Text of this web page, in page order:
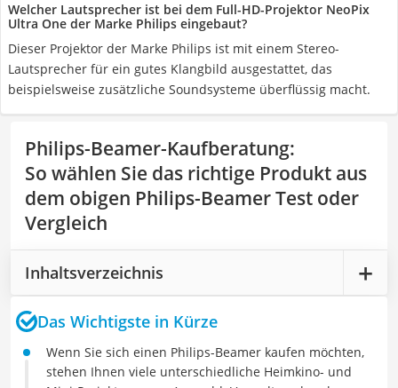
Welcher Lautsprecher ist bei dem Full-HD-Projektor NeoPix
Ultra One der Marke Philips eingebaut?
Dieser Projektor der Marke Philips ist mit einem Stereo-
Lautsprecher für ein gutes Klangbild ausgestattet, das
beispielsweise zusätzliche Soundsysteme überflüssig macht.
Philips-Beamer-Kaufberatung:
So wählen Sie das richtige Produkt aus
dem obigen Philips-Beamer Test oder
Vergleich
Inhaltsverzeichnis
Das Wichtigste in Kürze
Wenn Sie sich einen Philips-Beamer kaufen möchten,
stehen Ihnen viele unterschiedliche Heimkino- und